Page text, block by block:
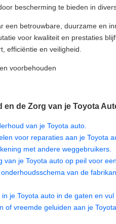
bescherming te bieden in
een betrouwbare, duurzame en
voor kwaliteit en prestaties
efficiëntie en veiligheid.
voorbehouden
en de Zorg van je Toyota
van je Toyota auto.
voor reparaties aan je Toyota
met andere weggebruikers.
van je Toyota auto op peil voor
van de
je Toyota auto in de gaten en
of vreemde geluiden aan je